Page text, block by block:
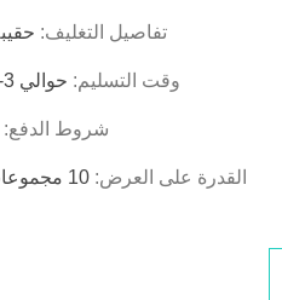
تفاصيل التغليف:
وقت التسليم: حوالي 3-4 أسابيع
شروط الدفع:
القدرة على العرض: 10 مجموعات / شهر